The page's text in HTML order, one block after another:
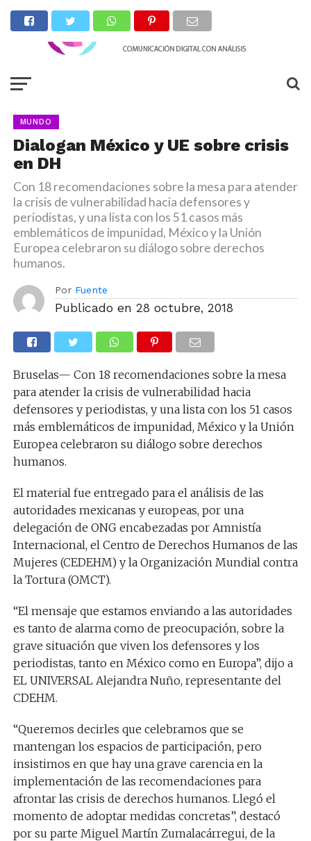
MUNDO
Dialogan México y UE sobre crisis
en DH
Con 18 recomendaciones sobre la mesa para atender
la crisis de vulnerabilidad hacia defensores y
periodistas, y una lista con los 51 casos más
emblemáticos de impunidad, México y la Unión
Europea celebraron su diálogo sobre derechos
humanos.
Por Fuente
Publicado en 28 octubre, 2018
Bruselas— Con 18 recomendaciones sobre la mesa
para atender la crisis de vulnerabilidad hacia
defensores y periodistas, y una lista con los 51 casos
más emblemáticos de impunidad, México y la Unión
Europea celebraron su diálogo sobre derechos
humanos.
El material fue entregado para el análisis de las
autoridades mexicanas y europeas, por una
delegación de ONG encabezadas por Amnistía
Internacional, el Centro de Derechos Humanos de las
Mujeres (CEDEHM) y la Organización Mundial contra
la Tortura (OMCT).
“El mensaje que estamos enviando a las autoridades
es tanto de alarma como de preocupación, sobre la
grave situación que viven los defensores y los
periodistas, tanto en México como en Europa”, dijo a
EL UNIVERSAL Alejandra Nuño, representante del
CDEHM.
“Queremos decirles que celebramos que se
mantengan los espacios de participación, pero
insistimos en que hay una grave carencia en la
implementación de las recomendaciones para
afrontar las crisis de derechos humanos. Llegó el
momento de adoptar medidas concretas”, destacó
por su parte Miguel Martín Zumalacárregui, de la